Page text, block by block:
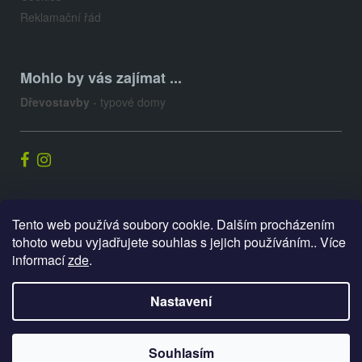
Tento web používá soubory cookie. Dalším procházením
tohoto webu vyjadřujete souhlas s jejich používáním.. Více
informacízde.
Nastavení
Souhlasím
Reklamační řád
Mohlo by vás zajímat ...
Dřevostavby - typové domy
Copyright 2026E-shop PALIS. Všechna práva vyhrazena.
Upravit nastavení cookies